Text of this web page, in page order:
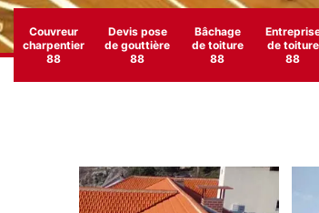
Couvreur
charpentier
88
Devis pose
de gouttière
88
Bâchage
de toiture
88
de toiture
88